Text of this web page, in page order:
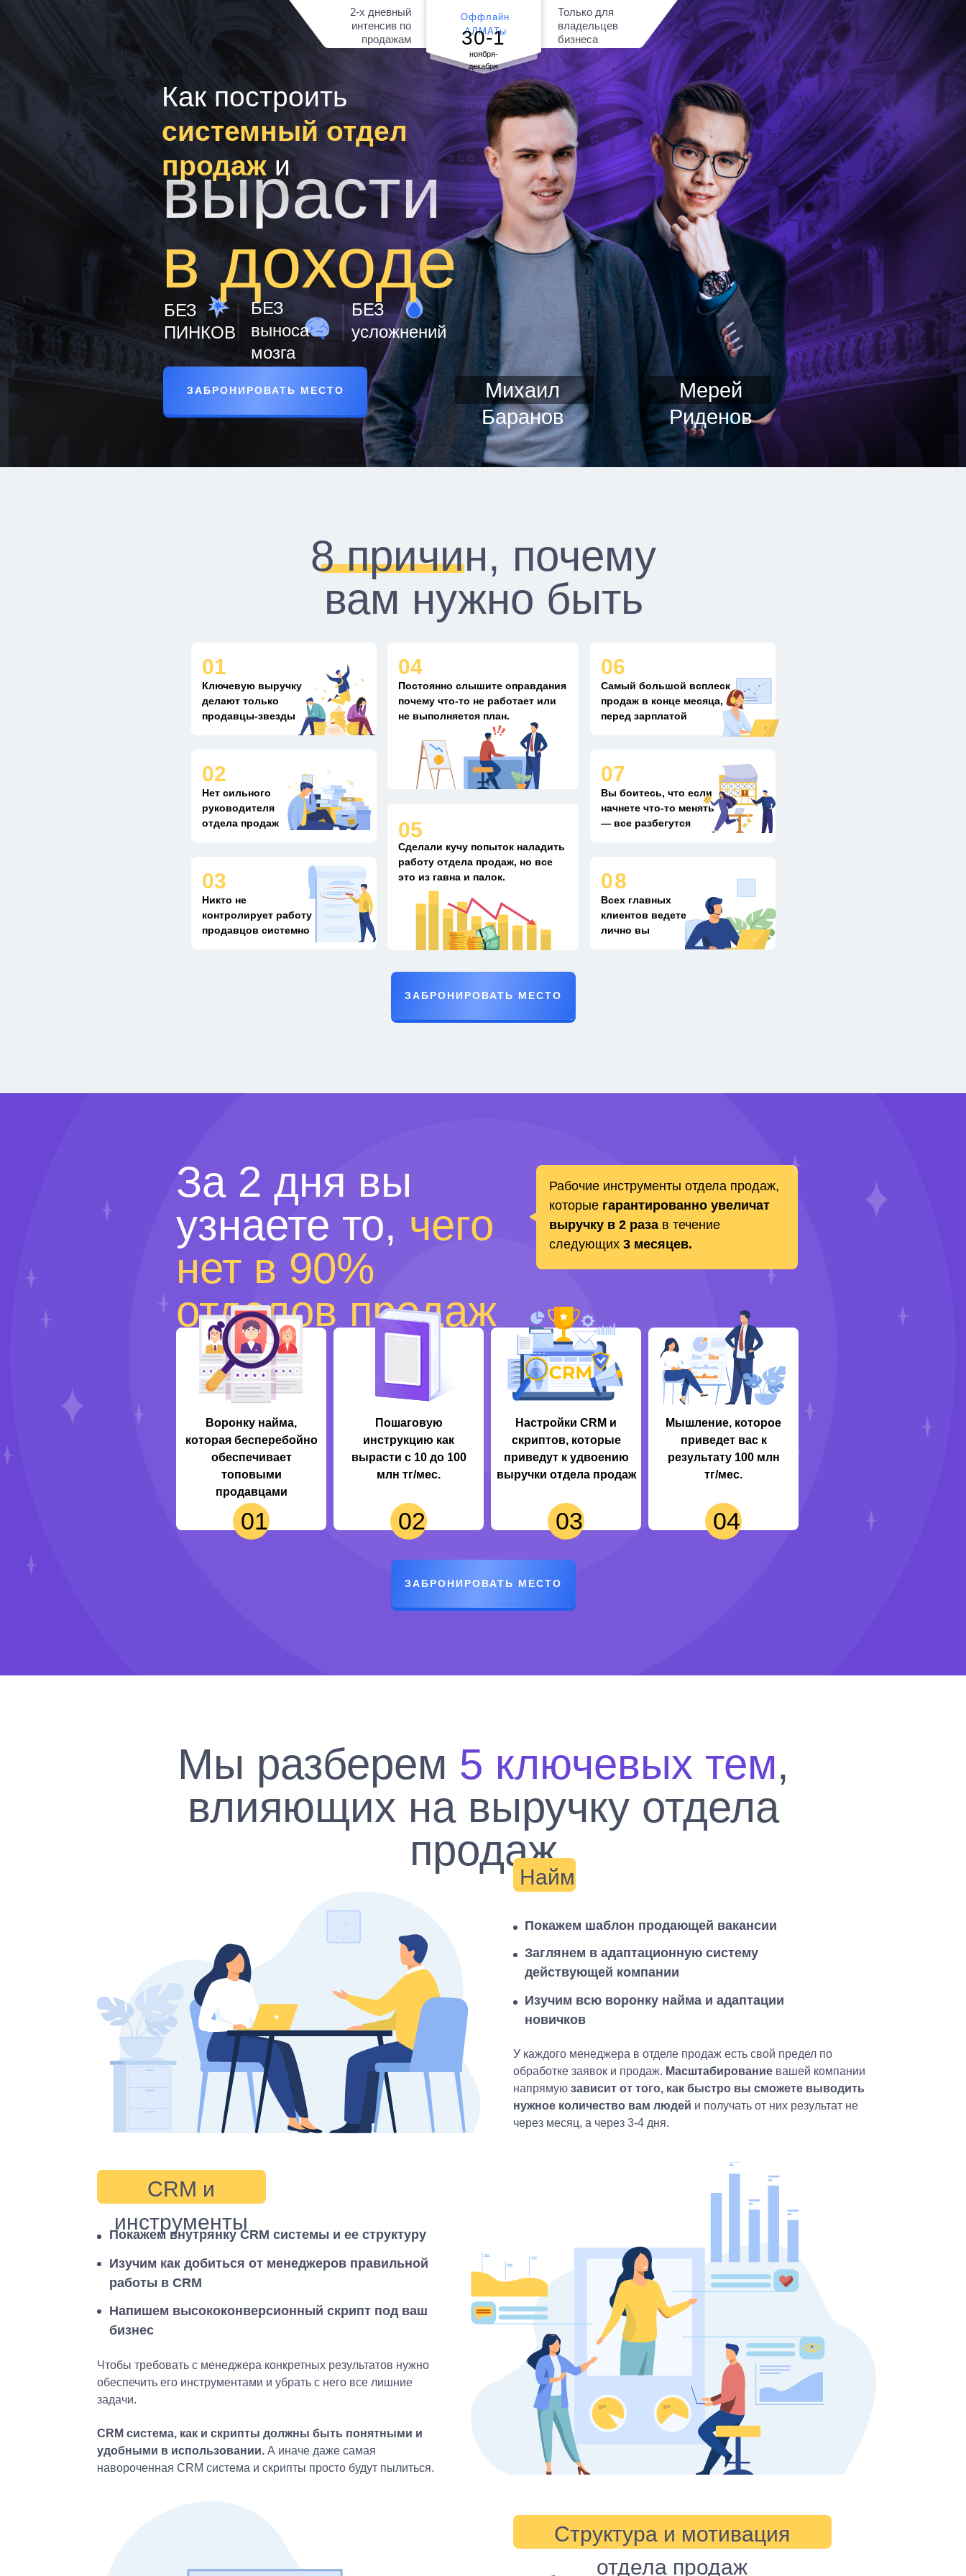
ЗАБРОНИРОВАТЬ МЕСТО
Как построить
системный отдел
продаж и
БЕЗ
ПИНКОВ
БЕЗ
выноса
мозга
БЕЗ
усложнений
Михаил
Баранов
в доходе
вырасти
Мерей
Риденов
2-х дневный
интенсив по
продажам
Только для
владельцев
бизнеса
Оффлайн
АЛМАТы
30-1
ноября-
декабря
Ключевую выручку
делают только
продавцы-звезды
Нет сильного
руководителя
отдела продаж
Никто не
контролирует работу
продавцов системно
Постоянно слышите оправдания
почему что-то не работает или
не выполняется план.
Сделали кучу попыток наладить
работу отдела продаж, но все
это из гавна и палок.
Самый большой всплеск
продаж в конце месяца,
перед зарплатой
Вы боитесь, что если
начнете что-то менять
— все разбегутся
Всех главных
клиентов ведете
лично вы
ЗАБРОНИРОВАТЬ МЕСТО
8 причин, почему
вам нужно быть
01
02
03
04
05
06
07
08
За 2 дня вы
узнаете то, чего
нет в 90%
отделов продаж
Воронку найма,
которая бесперебойно
обеспечивает
топовыми
продавцами
Пошаговую
инструкцию как
вырасти с 10 до 100
млн тг/мес.
Настройки CRM и
скриптов, которые
приведут к удвоению
выручки отдела продаж
Мышление, которое
приведет вас к
результату 100 млн
тг/мес.
Рабочие инструменты отдела продаж,
которые гарантированно увеличат
выручку в 2 раза в течение
следующих 3 месяцев.
01 02 03 04
ЗАБРОНИРОВАТЬ МЕСТО
Мы разберем 5 ключевых тем,
влияющих на выручку отдела
продаж
Покажем шаблон продающей вакансии
Структура и мотивация
отдела продаж
CRM и
инструменты
Чтобы требовать с менеджера конкретных результатов нужно
обеспечить его инструментами и убрать с него все лишние
задачи.
У каждого менеджера в отделе продаж есть свой предел по
обработке заявок и продаж. Масштабирование вашей компании
напрямую зависит от того, как быстро вы сможете выводить
нужное количество вам людей и получать от них результат не
через месяц, а через 3-4 дня.
Найм
Заглянем в адаптационную систему
действующей компании
Изучим всю воронку найма и адаптации
новичков
CRM система, как и скрипты должны быть понятными и
удобными в использовании. А иначе даже самая
навороченная CRM система и скрипты просто будут пылиться.
Покажем внутрянку CRM системы и ее структуру
Изучим как добиться от менеджеров правильной
работы в CRM
Напишем высококонверсионный скрипт под ваш
бизнес